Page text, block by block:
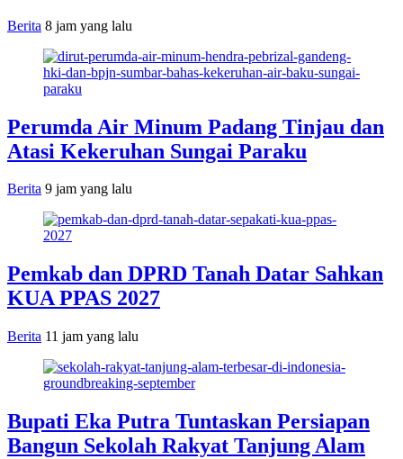
Berita 8 jam yang lalu
Perumda Air Minum Padang Tinjau dan
Atasi Kekeruhan Sungai Paraku
Berita 9 jam yang lalu
Pemkab dan DPRD Tanah Datar Sahkan
KUA PPAS 2027
Berita 11 jam yang lalu
Bupati Eka Putra Tuntaskan Persiapan
Bangun Sekolah Rakyat Tanjung Alam